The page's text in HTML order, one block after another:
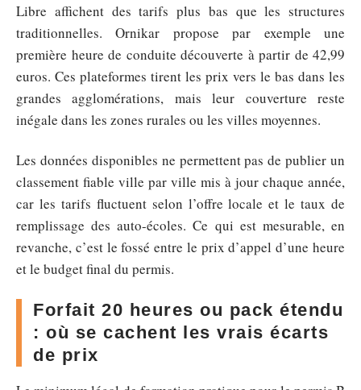
Libre affichent des tarifs plus bas que les structures
traditionnelles. Ornikar propose par exemple une
première heure de conduite découverte à partir de 42,99
euros. Ces plateformes tirent les prix vers le bas dans les
grandes agglomérations, mais leur couverture reste
inégale dans les zones rurales ou les villes moyennes.
Les données disponibles ne permettent pas de publier un
classement fiable ville par ville mis à jour chaque année,
car les tarifs fluctuent selon l’offre locale et le taux de
remplissage des auto-écoles. Ce qui est mesurable, en
revanche, c’est le fossé entre le prix d’appel d’une heure
et le budget final du permis.
Forfait 20 heures ou pack étendu
: où se cachent les vrais écarts
de prix